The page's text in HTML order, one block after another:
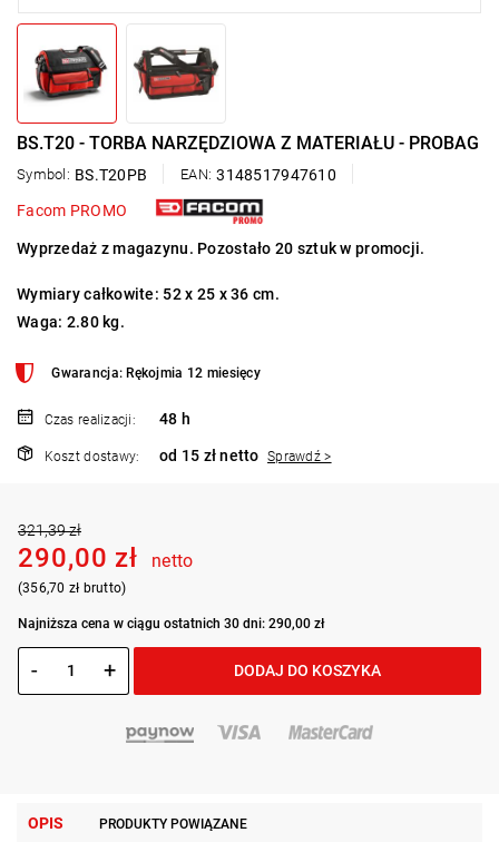
BS.T20 - TORBA NARZĘDZIOWA Z MATERIAŁU - PROBAG
Symbol: BS.T20PB EAN: 3148517947610
Facom PROMO
Wyprzedaż z magazynu. Pozostało 20 sztuk w promocji.
Wymiary całkowite: 52 x 25 x 36 cm.
Waga: 2.80 kg.
Gwarancja: Rękojmia 12 miesięcy
Czas realizacji: 48 h
Koszt dostawy: od 15 zł netto Sprawdź >
321,39 zł
290,00 zł netto
(356,70 zł brutto)
Najniższa cena w ciągu ostatnich 30 dni: 290,00 zł
- + DODAJ DO KOSZYKA
OPIS PRODUKTY POWIĄZANE